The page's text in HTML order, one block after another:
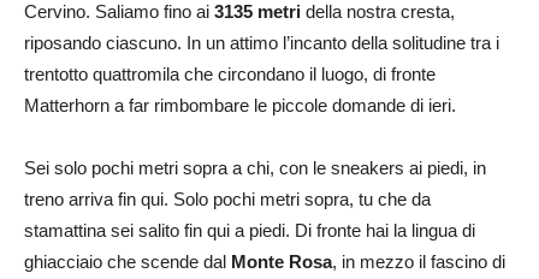
Cervino. Saliamo fino ai 3135 metri della nostra cresta,
riposando ciascuno. In un attimo l’incanto della solitudine tra i
trentotto quattromila che circondano il luogo, di fronte
Matterhorn a far rimbombare le piccole domande di ieri.
Sei solo pochi metri sopra a chi, con le sneakers ai piedi, in
treno arriva fin qui. Solo pochi metri sopra, tu che da
stamattina sei salito fin qui a piedi. Di fronte hai la lingua di
ghiacciaio che scende dal Monte Rosa, in mezzo il fascino di